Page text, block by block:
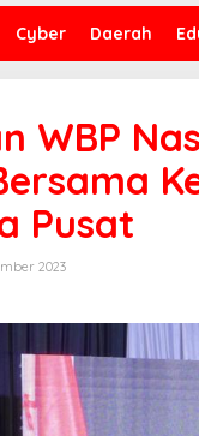
Cyber Daerah
WBP
Pusat
2023